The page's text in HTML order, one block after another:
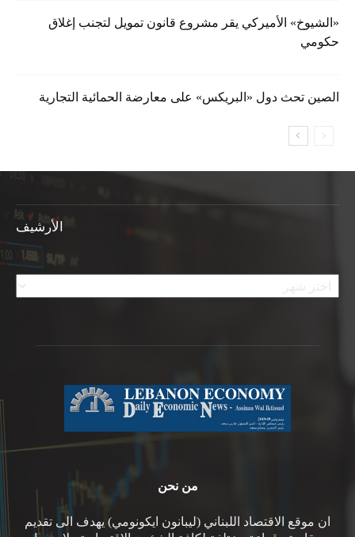
«الشيوخ» الأميركي يقر مشروع قانون تمويل لتجنب إغلاق
حكومي
الصين تحث دول «البريكس» على معارضة الحمائية التجارية
الأرشيف
الأرشيف
من نحن
ان موقع الاقتصاد اللبناني (ليبانون ايكونومي) يهدف الى تقديم